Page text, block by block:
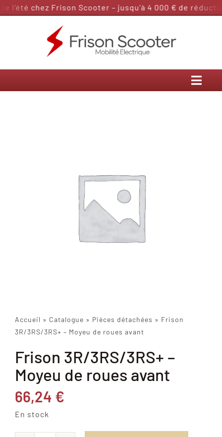
Passer
l’été chez Frison Scooter – jusqu’à 4 000 € de
Accueil » Catalogue » Pièces détachées » Frison
3R/3RS/3RS+ – Moyeu de roues avant
Frison 3R/3RS/3RS+ –
Moyeu de roues avant
66,24 €
En stock